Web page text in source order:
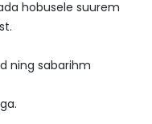
hobusele suurem
ning sabarihm